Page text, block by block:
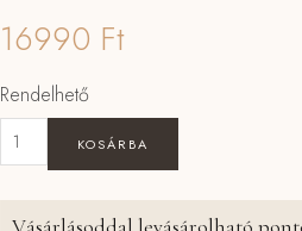
16990 Ft
Rendelhető
KOSÁRBA